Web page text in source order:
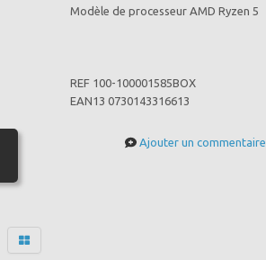
Modèle de processeur AMD Ryzen 5
REF 100-100001585BOX
EAN13 0730143316613
Ajouter un commentaire